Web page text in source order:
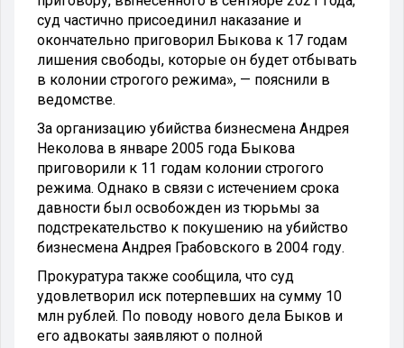
суд частично присоединил наказание и
окончательно приговорил Быкова к 17 годам
лишения свободы, которые он будет отбывать
в колонии строгого режима», — пояснили в
ведомстве.
За организацию убийства бизнесмена Андрея
Неколова в январе 2005 года Быкова
приговорили к 11 годам колонии строгого
режима. Однако в связи с истечением срока
давности был освобожден из тюрьмы за
подстрекательство к покушению на убийство
бизнесмена Андрея Грабовского в 2004 году.
Прокуратура также сообщила, что суд
удовлетворил иск потерпевших на сумму 10
млн рублей. По поводу нового дела Быков и
его адвокаты заявляют о полной